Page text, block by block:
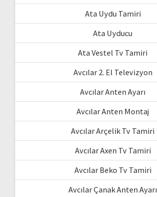
Ata Uydu Tamiri
Ata Uyducu
Ata Vestel Tv Tamiri
Avcılar 2. El Televizyon
Avcılar Anten Ayarı
Avcılar Anten Montaj
Avcılar Arçelik Tv Tamiri
Avcılar Axen Tv Tamiri
Avcılar Beko Tv Tamiri
Avcılar Çanak Anten Ayarı